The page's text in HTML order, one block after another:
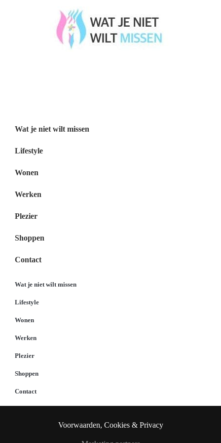
Wat je niet wilt missen
Lifestyle
Wonen
Werken
Plezier
Shoppen
Contact
Wat je niet wilt missen
Lifestyle
Wonen
Werken
Plezier
Shoppen
Contact
Voorwaarden, Cookies & Privacy